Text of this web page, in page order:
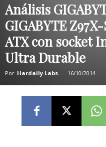
Análisis
GIGABYTE
ATX con socket
Ultra Durable
Por Hardaily Labs. - 16/10/2014